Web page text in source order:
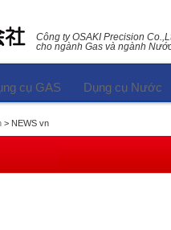
Công ty OSAKI Precision
cho ngành Gas và ngành
cụ GAS Dụng cụ Nước
> NEWS vn